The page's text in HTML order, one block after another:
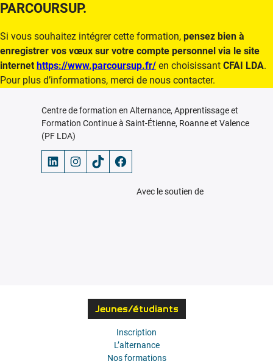
PARCOURSUP.
Si vous souhaitez intégrer cette formation, pensez bien à
enregistrer vos vœux sur votre compte personnel via le site
internet https://www.parcoursup.fr/ en choisissant CFAI LDA.
Pour plus d’informations, merci de nous contacter.
Centre de formation en Alternance, Apprentissage et
Formation Continue à Saint-Étienne, Roanne et Valence
(PF LDA)
LinkedIn Instagram TikTok Facebook
Avec le soutien de
Jeunes/étudiants
Inscription
L’alternance
Nos formations